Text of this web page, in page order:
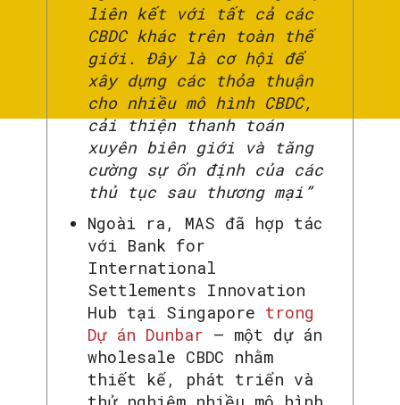
liên kết với tất cả các
CBDC khác trên toàn thế
giới. Đây là cơ hội để
xây dựng các thỏa thuận
cho nhiều mô hình CBDC,
cải thiện thanh toán
xuyên biên giới và tăng
cường sự ổn định của các
thủ tục sau thương mại”
Ngoài ra, MAS đã hợp tác
với Bank for
International
Settlements Innovation
Hub tại Singapore trong
Dự án Dunbar – một dự án
wholesale CBDC nhằm
thiết kế, phát triển và